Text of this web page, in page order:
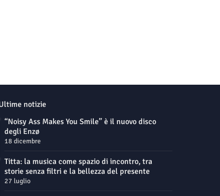
notizie
“Noisy Ass Makes You Smile” è il nuovo disco
degli Enzø
18 dicembre
Titta: la musica come spazio di incontro, tra
storie senza filtri e la bellezza del presente
27 luglio